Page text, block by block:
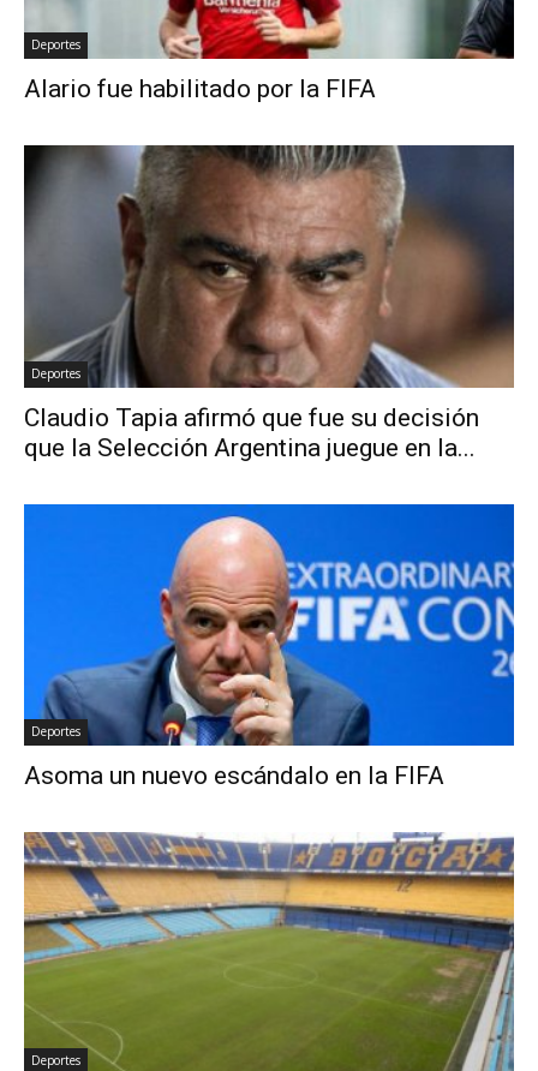
Deportes
Alario fue habilitado por la FIFA
Deportes
Claudio Tapia afirmó que fue su decisión
que la Selección Argentina juegue en la...
Deportes
Asoma un nuevo escándalo en la FIFA
Deportes